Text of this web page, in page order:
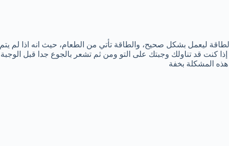
ليعمل بشكل صحيح، والطاقة تأتي من الطعام، حيث انه اذا لم يتم
كنت قد تناولك وجبتك على التو ومن ثم تشعر بالجوع جدا قبل الوجبة
هذه المشكلة بخفة